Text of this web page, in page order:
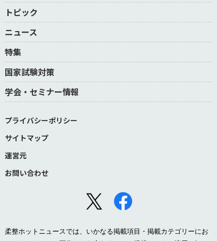
トピック
ニュース
特集
国家試験対策
学会・セミナー情報
プライバシーポリシー
サイトマップ
運営元
お問い合わせ
柔整ホットニュースでは、いかなる掲載項目・掲載カテゴリーにお